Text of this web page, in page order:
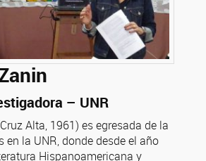
– UNR
Alta, 1961) es egresada de la
en la UNR, donde desde el año
Hispanoamericana y